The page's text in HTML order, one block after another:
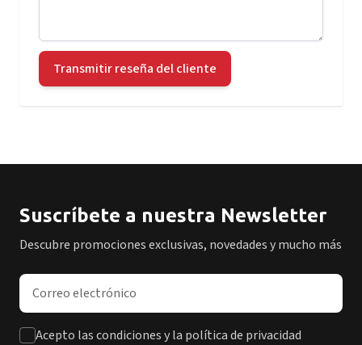
Transmitir reseña del cliente
Suscríbete a nuestra Newsletter
Descubre promociones exclusivas, novedades y mucho más
Dirección de correo electrónico
Acepto las condiciones y la política de privacidad